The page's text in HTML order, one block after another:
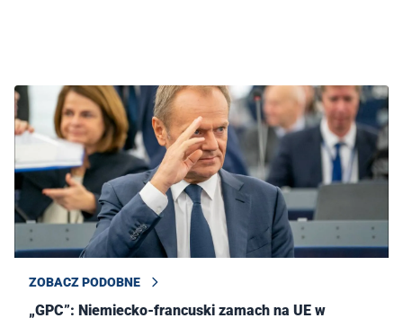
ZOBACZ PODOBNE
„GPC”: Niemiecko-francuski zamach na UE w